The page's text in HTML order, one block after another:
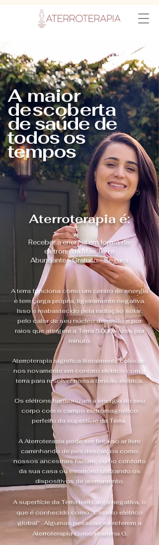
A maior
descoberta
de saúde de
todos os
tempos
Aterroterapia é:
Receber a energia em forma de
elétrons da Mãe Terra
Abundante - Gratuito - Seguro
A terra funciona como um centro de energia
e tem carga própria, ligeiramente negativa.
Isso é reabastecido pela radiação solar,
pelo calor de seu núcleo derretido e por
raios que atingem a Terra 5.000 vezes por
minuto.
Aterroterapia significa literalmente colocar-
nos novamente em contato elétrico com a
terra para resolver nossa tensão elétrica.
Os elétrons harmonizam a energia do seu
corpo com o campo eletromagnético
perfeito da superfície da Terra.
A Aterroterapia pode ser feita ao ar livre
caminhando de pés descalços como
nossos ancestrais faziam, ou no conforto
da sua casa ou escritório utilizando os
dispositivos de aterramento.
A superfície da Terra tem carga negativa, o
que é conhecido como “Circuito elétrico
global” . Algumas pessoas se referem a
Aterroterapia como vitamina G.